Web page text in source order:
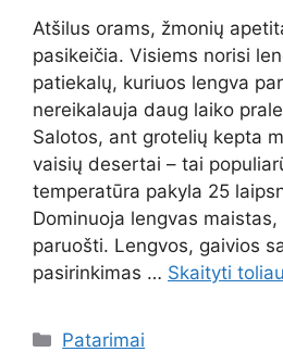
Atšilus orams, žmonių
pasikeičia. Visiems norisi
patiekalų, kuriuos lengva
nereikalauja daug laiko
Salotos, ant grotelių kepta
vaisių desertai – tai
temperatūra pakyla 25
Dominuoja lengvas
paruošti. Lengvos, gaivios
pasirinkimas … Skaityti toliau
Kategorijos
Patarimai